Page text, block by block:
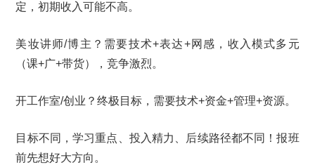
定，初期收入可能不高。
美妆讲师/博主？需要技术+表达+网感，收入模式多元
（课+广+带货），竞争激烈。
开工作室/创业？终极目标，需要技术+资金+管理+资源。
目标不同，学习重点、投入精力、后续路径都不同！报班
前先想好大方向。